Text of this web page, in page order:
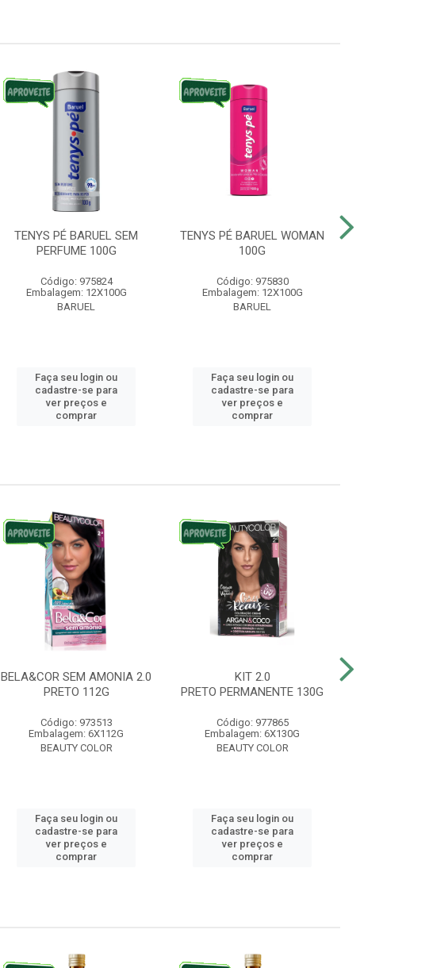
TENYS PÉ BARUEL SEM
PERFUME 100G
Código: 975824
Embalagem: 12X100G
BARUEL
Faça seu login ou
cadastre-se para
ver preços e
comprar
TENYS PÉ BARUEL WOMAN
100G
Código: 975830
Embalagem: 12X100G
BARUEL
Faça seu login ou
cadastre-se para
ver preços e
comprar
BELA&COR SEM AMONIA 2.0
PRETO 112G
Código: 973513
Embalagem: 6X112G
BEAUTY COLOR
Faça seu login ou
cadastre-se para
ver preços e
comprar
KIT 2.0
PRETO PERMANENTE 130G
Código: 977865
Embalagem: 6X130G
BEAUTY COLOR
Faça seu login ou
cadastre-se para
ver preços e
comprar